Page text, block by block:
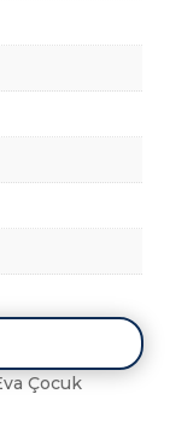
Çocuk